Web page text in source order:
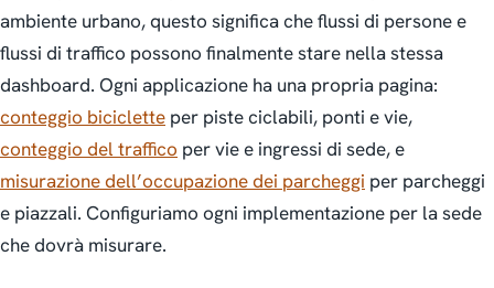
ambiente urbano, questo significa che flussi di persone e
flussi di traffico possono finalmente stare nella stessa
dashboard. Ogni applicazione ha una propria pagina:
conteggio biciclette per piste ciclabili, ponti e vie,
conteggio del traffico per vie e ingressi di sede, e
misurazione dell’occupazione dei parcheggi per parcheggi
e piazzali. Configuriamo ogni implementazione per la sede
che dovrà misurare.